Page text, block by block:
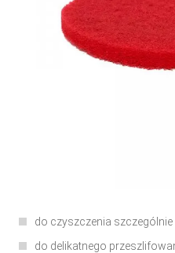
do czyszczenia
do delikatnego